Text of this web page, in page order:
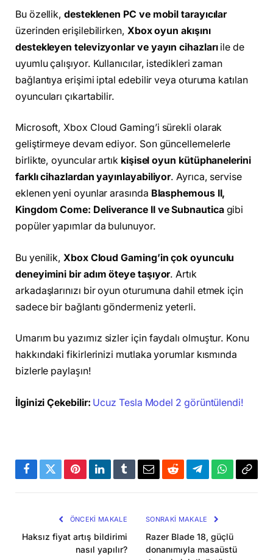
Bu özellik,desteklenen PC ve mobil tarayıcılar
üzerinden erişilebilirken, Xbox oyun akışını
destekleyen televizyonlar ve yayın cihazlarıile de
uyumlu çalışıyor. Kullanıcılar, istedikleri zaman
bağlantıya erişimi iptal edebilir veya oturuma katılan
oyuncuları çıkartabilir.
Microsoft, Xbox Cloud Gaming’i sürekli olarak
geliştirmeye devam ediyor. Son güncellemelerle
birlikte, oyuncular artık kişisel oyun kütüphanelerini
farklı cihazlardan yayınlayabiliyor. Ayrıca, servise
eklenen yeni oyunlar arasında Blasphemous II,
Kingdom Come: Deliverance II ve Subnauticagibi
popüler yapımlar da bulunuyor.
Bu yenilik,Xbox Cloud Gaming’in çok oyunculu
deneyimini bir adım öteye taşıyor. Artık
arkadaşlarınızı bir oyun oturumuna dahil etmek için
sadece bir bağlantı göndermeniz yeterli.
Umarım bu yazımız sizler için faydalı olmuştur. Konu
hakkındaki fikirlerinizi mutlaka yorumlar kısmında
bizlerle paylaşın!
İlginizi Çekebilir: Ucuz Tesla Model 2 görüntülendi!
Facebook
TwitterPinterestLinkedInTumblrEmailRedditTelegramWhatsApp
ÖNCEKI MAKALE
Haksız fiyat artış bildirimi
nasıl yapılır?
SONRAKI MAKALE
Razer Blade 18, güçlü
donanımıyla masaüstü